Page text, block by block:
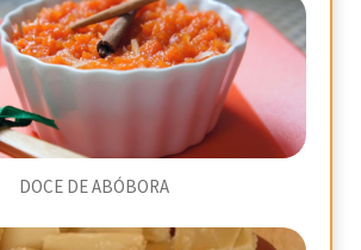
DOCE DE ABÓBORA